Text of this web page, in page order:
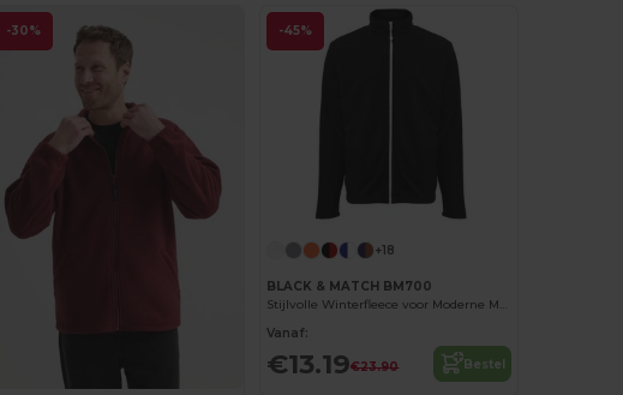
-30% -45%
+18
BLACK & MATCH BM700
Stijlvolle Winterfleece voor Moderne Mannen
Vanaf:
€13.19€23.90 Bestel